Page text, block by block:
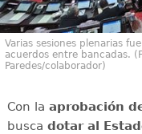
Varias sesiones plenarias
acuerdos entre bancadas.
Paredes/colaborador)
Con la aprobación
busca dotar al